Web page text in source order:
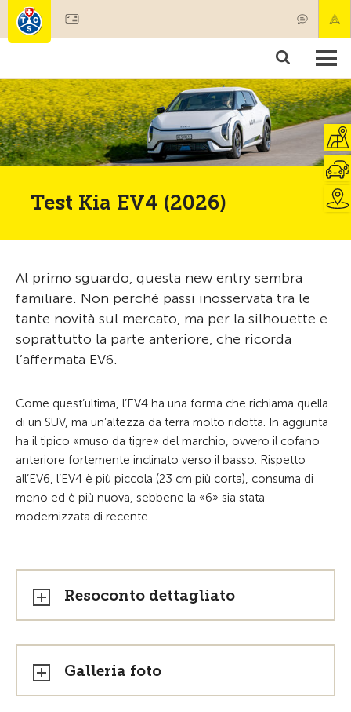
Societariato & prestazioni
Test, sicurezza & salute
Test Kia EV4 (2026)
Al primo sguardo, questa new entry sembra
familiare. Non perché passi inosservata tra le
tante novità sul mercato, ma per la silhouette e
soprattutto la parte anteriore, che ricorda
l’affermata EV6.
Come quest’ultima, l’EV4 ha una forma che richiama quella
di un SUV, ma un’altezza da terra molto ridotta. In aggiunta
ha il tipico «muso da tigre» del marchio, ovvero il cofano
anteriore fortemente inclinato verso il basso. Rispetto
all’EV6, l’EV4 è più piccola (23 cm più corta), consuma di
meno ed è più nuova, sebbene la «6» sia stata
modernizzata di recente.
Resoconto dettagliato
Galleria foto